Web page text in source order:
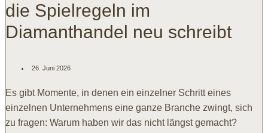
die Spielregeln im
Diamanthandel neu schreibt
26. Juni 2026
Es gibt Momente, in denen ein einzelner Schritt eines
einzelnen Unternehmens eine ganze Branche zwingt, sich
zu fragen: Warum haben wir das nicht längst gemacht?